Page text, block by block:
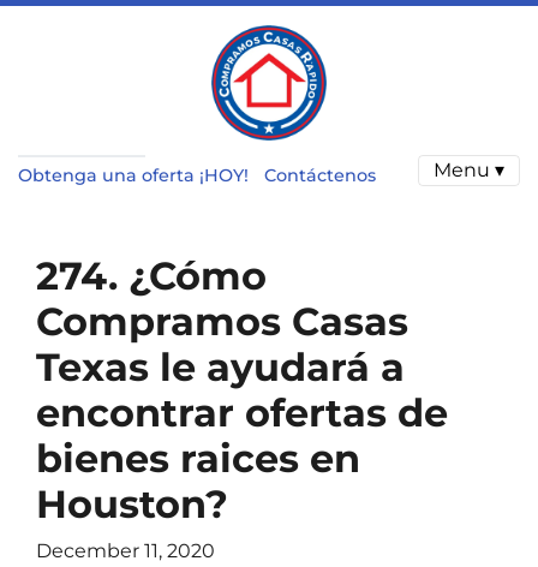
Obtenga una oferta ¡HOY! Contáctenos Menu ▾
274. ¿Cómo
Compramos Casas
Texas le ayudará a
encontrar ofertas de
bienes raices en
Houston?
December 11, 2020